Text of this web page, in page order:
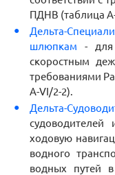
ПДНВ (таблица
Дельта-
шлюпкам - для
скоростным
требованиями
A-VI/2-2).
Дельта-
ходовую
водного
водных путей